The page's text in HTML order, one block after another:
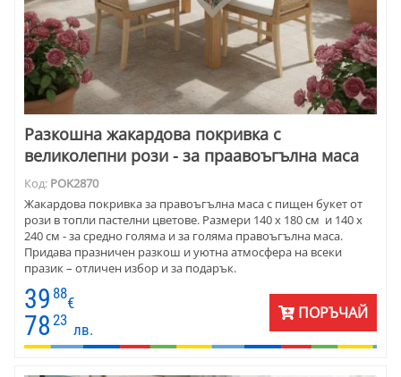
Разкошна жакардова покривка с
великолепни рози - за праавоъгълна маса
Код: POK2870
Жакардова покривка за правоъгълна маса с пищен букет от
рози в топли пастелни цветове. Размери 140 х 180 см и 140 х
240 см - за средно голяма и за голяма правоъгълна маса.
Придава празничен разкош и уютна атмосфера на всеки
празик – отличен избор и за подарък.
39 88
€
78 23
лв.
ПОРЪЧАЙ